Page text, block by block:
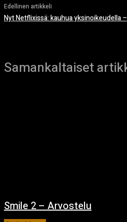
Edellinen artikkeli
Nyt Netflixissä: kauhua yksinoikeudella
Samankaltaiset
Smile 2 – Arvostelu